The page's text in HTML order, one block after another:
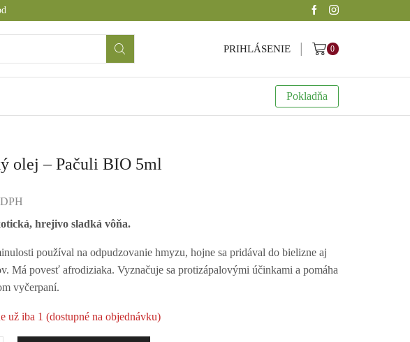
PRIHLÁSENIE 0
Pokladňa
olej – Pačuli BIO 5ml
hrejivo sladká vôňa.
používal na odpudzovanie hmyzu, hojne sa pridával do bielizne aj
Má povesť afrodiziaka. Vyznačuje sa protizápalovými účinkami a pomáha
vyčerpaní.
už iba 1 (dostupné na objednávku)